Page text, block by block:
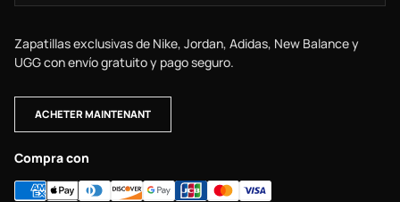
Zapatillas exclusivas de Nike, Jordan, Adidas, New Balance y
UGG con envío gratuito y pago seguro.
ACHETER MAINTENANT
Compra con